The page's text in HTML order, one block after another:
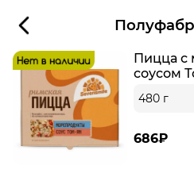
Пицца с
соусом
480 г
686₽